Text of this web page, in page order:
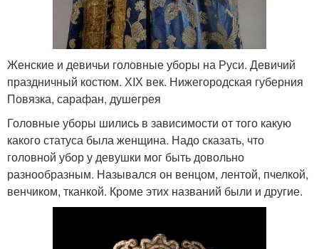
Женские и девичьи головные уборы на Руси. Девичий
праздничный костюм. ХIХ век. Нижегородская губерния
Повязка, сарафан, душегрея
Головные уборы шились в зависимости от того какую
какого статуса была женщина. Надо сказать, что
головной убор у девушки мог быть довольно
разнообразным. Назывался он венцом, лентой, пчелкой,
венчиком, тканкой. Кроме этих названий были и другие.